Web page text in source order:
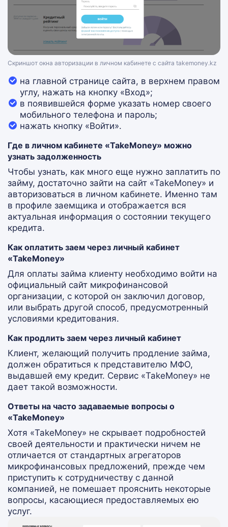
Скриншот окна авторизации в личном кабинете с сайта takemoney.kz
на главной странице сайта, в верхнем правом
углу, нажать на кнопку «Вход»;
в появившейся форме указать номер своего
мобильного телефона и пароль;
нажать кнопку «Войти».
Где в личном кабинете «TakeMoney» можно
узнать задолженность
Чтобы узнать, как много еще нужно заплатить по
займу, достаточно зайти на сайт «TakeMoney» и
авторизоваться в личном кабинете. Именно там
в профиле заемщика и отображается вся
актуальная информация о состоянии текущего
кредита.
Как оплатить заем через личный кабинет
«TakeMoney»
Для оплаты займа клиенту необходимо войти на
официальный сайт микрофинансовой
организации, с которой он заключил договор,
или выбрать другой способ, предусмотренный
условиями кредитования.
Как продлить заем через личный кабинет
Клиент, желающий получить продление займа,
должен обратиться к представителю МФО,
выдавшей ему кредит. Сервис «TakeMoney» не
дает такой возможности.
Ответы на часто задаваемые вопросы о
«TakeMoney»
Хотя «TakeMoney» не скрывает подробностей
своей деятельности и практически ничем не
отличается от стандартных агрегаторов
микрофинансовых предложений, прежде чем
приступить к сотрудничеству с данной
компанией, не помешает прояснить некоторые
вопросы, касающиеся предоставляемых ею
услуг.